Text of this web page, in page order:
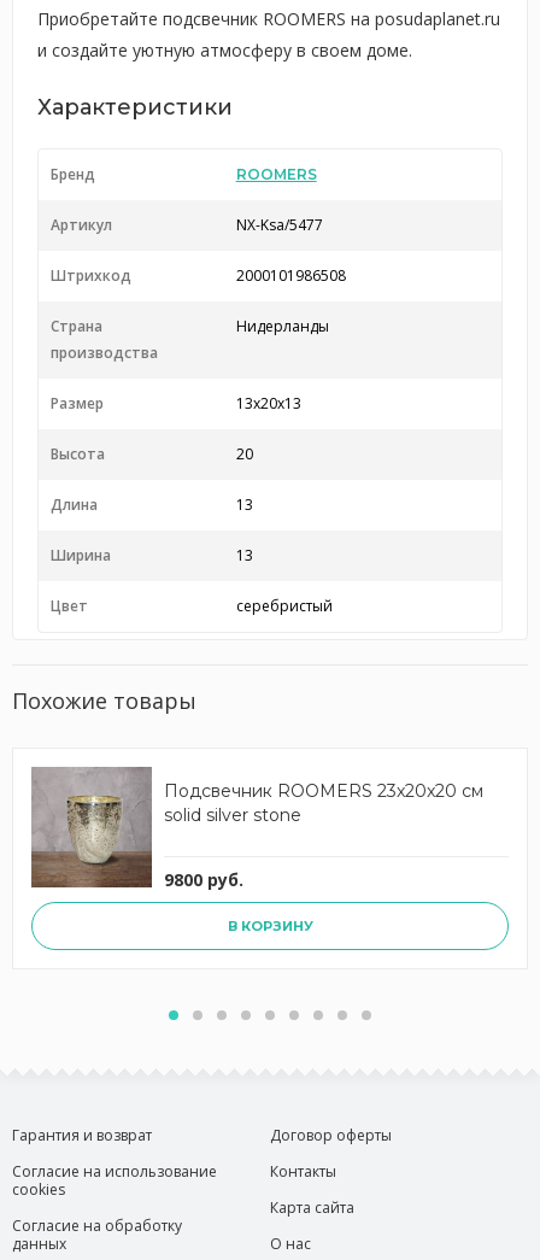
Приобретайте подсвечник ROOMERS на posudaplanet.ru
и создайте уютную атмосферу в своем доме.
Характеристики
Бренд ROOMERS
Артикул NX-Ksa/5477
Штрихкод 2000101986508
Страна
производства
Нидерланды
Размер 13x20x13
Высота 20
Длина 13
Ширина 13
Цвет серебристый
Похожие товары
Подсвечник ROOMERS 23x20x20 см
solid silver stone
9800 руб.
В КОРЗИНУ
Гарантия и возврат
Согласие на использование
cookies
Согласие на обработку
данных
Договор оферты
Контакты
Карта сайта
О нас